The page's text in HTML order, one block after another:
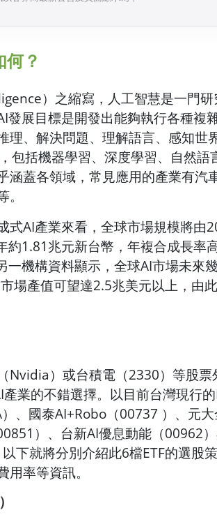
？
）之縮寫，人工智慧是一門研
發展目標是開發出能夠執行各種複
理、解決問題、理解語言、感知世
包括機器學習、深度學習、自然語
涵蓋各領域，常見應用的產業有汽
式AI產業來看，全球市場規模將由
約1.81兆元新台幣，年複合成長率
一機構資料顯示，全球AI市場未來
場產值可望達2.5兆美元以上，由
Nvidia）或台積電（2330）等股票
業的不錯選擇。以目前台灣現行
、國泰AI+Robo（00737 ）、元
）、台新AI優息動能（00962
下就將分別介紹此6檔ETF的選股
率等資訊。